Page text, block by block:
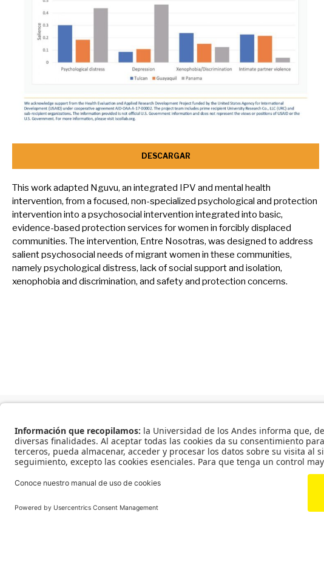
DESCARGAR
This work adapted Nguvu, an integrated IPV and mental health
intervention, from a focused, non-specialized psychological and protection
intervention into a psychosocial intervention integrated into basic,
evidence-based protection services for women in forcibly displaced
communities. The intervention, Entre Nosotras, was designed to address
salient psychosocial needs of migrant women in these communities,
namely psychological distress, lack of social support and isolation,
xenophobia and discrimination, and safety and protection concerns.
¿Qué somos? ¿Por qué existimos? ¿Cómo te ayudamos? Líneas